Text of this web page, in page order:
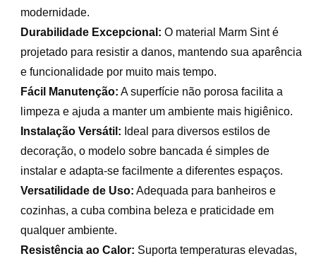
modernidade.
Durabilidade Excepcional: O material Marm Sint é
projetado para resistir a danos, mantendo sua aparência
e funcionalidade por muito mais tempo.
Fácil Manutenção: A superfície não porosa facilita a
limpeza e ajuda a manter um ambiente mais higiênico.
Instalação Versátil: Ideal para diversos estilos de
decoração, o modelo sobre bancada é simples de
instalar e adapta-se facilmente a diferentes espaços.
Versatilidade de Uso: Adequada para banheiros e
cozinhas, a cuba combina beleza e praticidade em
qualquer ambiente.
Resistência ao Calor: Suporta temperaturas elevadas,